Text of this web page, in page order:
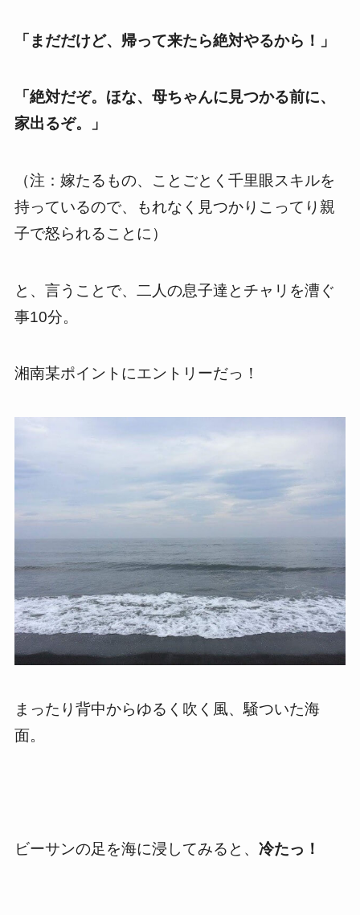
「まだだけど、帰って来たら絶対やるから！」
「絶対だぞ。ほな、母ちゃんに見つかる前に、
家出るぞ。」
（注：嫁たるもの、ことごとく千里眼スキルを
持っているので、もれなく見つかりこってり親
子で怒られることに）
と、言うことで、二人の息子達とチャリを漕ぐ
事10分。
湘南某ポイントにエントリーだっ！
まったり背中からゆるく吹く風、騒ついた海
面。
ビーサンの足を海に浸してみると、 冷たっ！